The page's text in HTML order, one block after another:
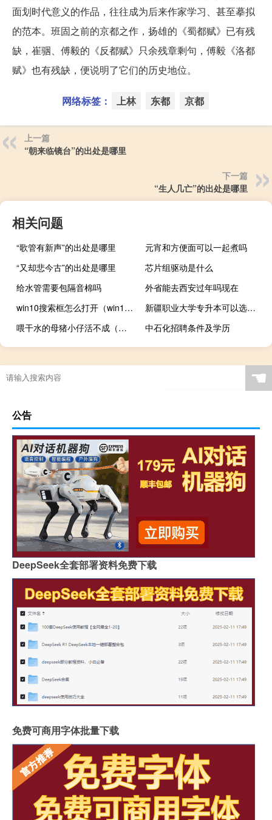
面划时代意义的作品，往往成为后来作家学习、甚至摹拟
的范本。班固之前的京都之作，扬雄的《蜀都赋》已有残
缺，崔骃、傅毅的《反都赋》只余残章剩句，傅毅《洛都
赋》也有残缺，便说明了它们的历史地位。
网络标签： 上林 东都 京都
上一篇
“朝来临镜台”的出处是哪里
下一篇
“生人几亡”的出处是哪里
相关问题
“歌管有新声”的出处是哪里
元宵和方便面可以一起煮吗
“又却悲今古”的出处是哪里
芯片组驱动是什么
给水管需要包隔音棉吗
外省能去西安过年吗现在
win10搜索框怎么打开（win10系统在搜索打印机时出现输入wpspin是啥意思）
新疆职业大学专升本可以选的学校
喂干水的母猪小仔活不成（怎样干母猪）
中石化招聘条件及学历
☚
公告
DeepSeek全套部署资料免费下载
免费可商用字体批量下载